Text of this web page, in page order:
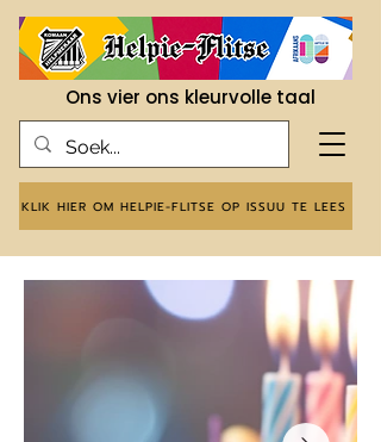
KLIK HIER OM HELPIE-FLITSE OP ISSUU TE LEES
Ons vier ons kleurvolle taal